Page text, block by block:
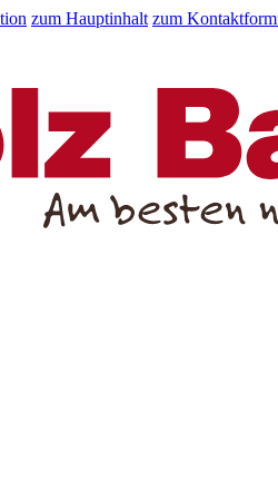
zum Hauptinhalt zum